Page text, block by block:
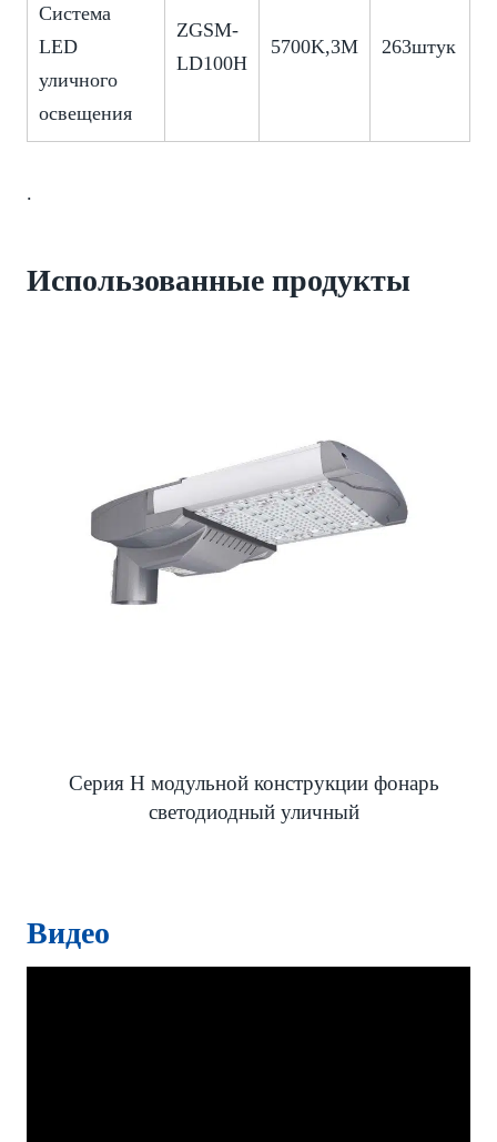
Система
LED
уличного
освещения
ZGSM-
LD100H
5700K,3M 263штук
.
Использованные продукты
Серия H модульной конструкции фонарь
светодиодный уличный
Видео